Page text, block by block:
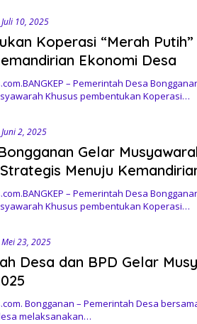
Juli 10, 2025
Koperasi “Merah
Ekonomi Desa
– Pemerintah Desa
Khusus pembentukan Koperasi…
Juni 2, 2025
Gelar
Menuju
– Pemerintah Desa
Khusus pembentukan Koperasi…
Mei 23, 2025
Desa dan BPD Gelar
Bongganan – Pemerintah Desa
melaksanakan…